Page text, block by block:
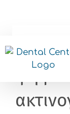
Πόσο